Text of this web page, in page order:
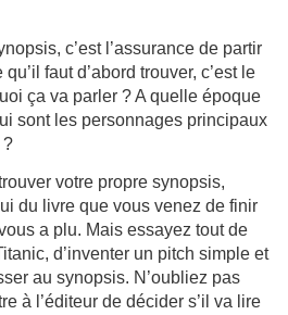
c’est l’assurance de partir
faut d’abord trouver, c’est le
ça va parler ? A quelle époque
sont les personnages principaux
?
votre propre synopsis,
du livre que vous venez de finir
a plu. Mais essayez tout de
d’inventer un pitch simple et
au synopsis. N’oubliez pas
à l’éditeur de décider s’il va lire